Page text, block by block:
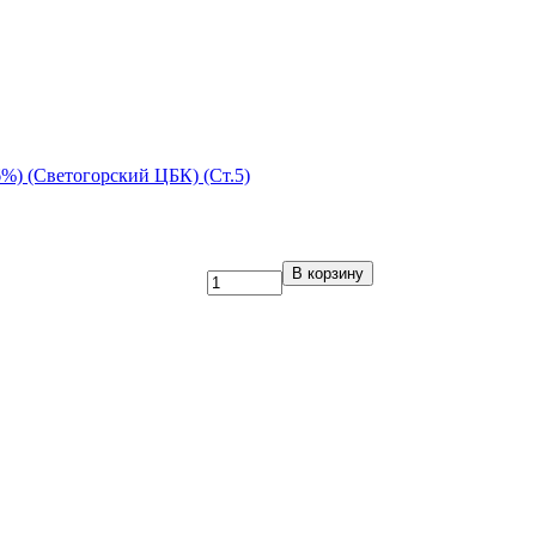
(Светогорский ЦБК) (Ст.5)
В корзину